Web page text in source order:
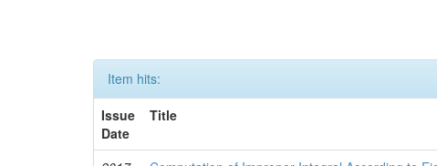
Item hits:
Issue
Date
Title